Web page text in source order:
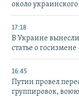
около
17:18
В Украине
статье о
16:45
Путин провел
группировок,